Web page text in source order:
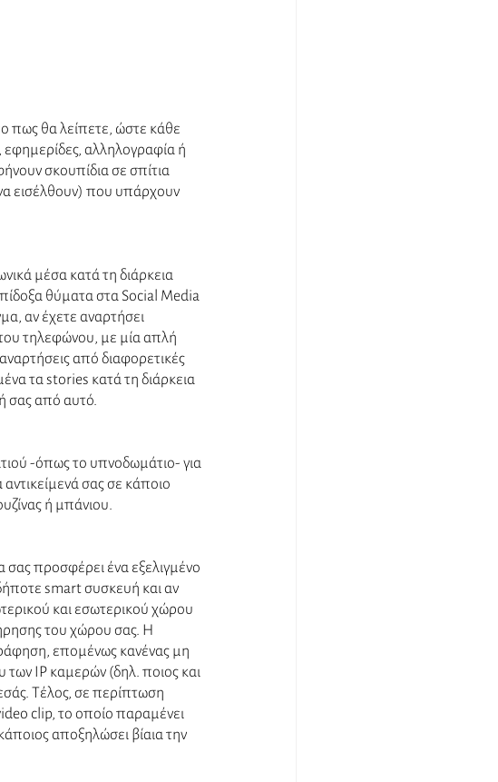
πως θα λείπετε, ώστε κάθε
εφημερίδες, αλληλογραφία ή
σκουπίδια σε σπίτια
εισέλθουν) που υπάρχουν
μέσα κατά τη διάρκεια
θύματα στα Social Media
αν έχετε αναρτήσει
τηλεφώνου, με μία απλή
από διαφορετικές
τα stories κατά τη διάρκεια
σας από αυτό.
-όπως το υπνοδωμάτιο- για
σας σε κάποιο
ή μπάνιου.
σας προσφέρει ένα εξελιγμένο
smart συσκευή και αν
και εσωτερικού χώρου
του χώρου σας. Η
επομένως κανένας μη
των IP καμερών (δηλ. ποιος και
Τέλος, σε περίπτωση
clip, το οποίο παραμένει
αποξηλώσει βίαια την